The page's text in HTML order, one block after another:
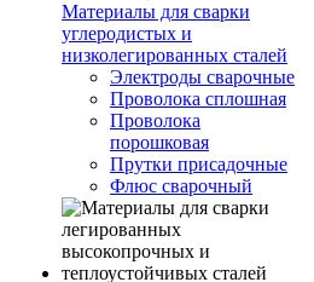
Материалы для сварки
углеродистых и
низколегированных сталей
Электроды сварочные
Проволока сплошная
Проволока
порошковая
Прутки присадочные
Флюс сварочный